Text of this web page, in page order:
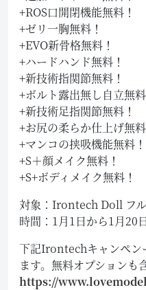
+ROS口開閉機能無料！
+ゼリ一胸無料！
+EVO新骨格無料！
+ハードハンド無料！
+新技術指関節無料！
+ボルト露出無し自立無料
+新技術足指関節無料！
+お尻の柔らか仕上げ無料
+マンコの挟吸機能無料！
+S＋顔メイク無料！
+S+ボディメイク無料！
対象：Irontech Doll フ
時間：1月1日から1月20
下記Irontechキャンペン
ます。無料オプションも
https://